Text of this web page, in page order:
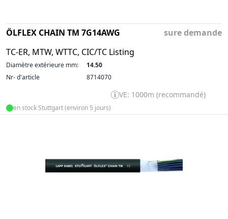
ÖLFLEX CHAIN TM 7G14AWG
TC-ER, MTW, WTTC, CIC/TC Listing
sure demande
Diamètre extérieure mm:
14.50
Nr- d'article
8714070
VE: 1000m (recommandé)
en stock Stuttgart (environ 5 jours)